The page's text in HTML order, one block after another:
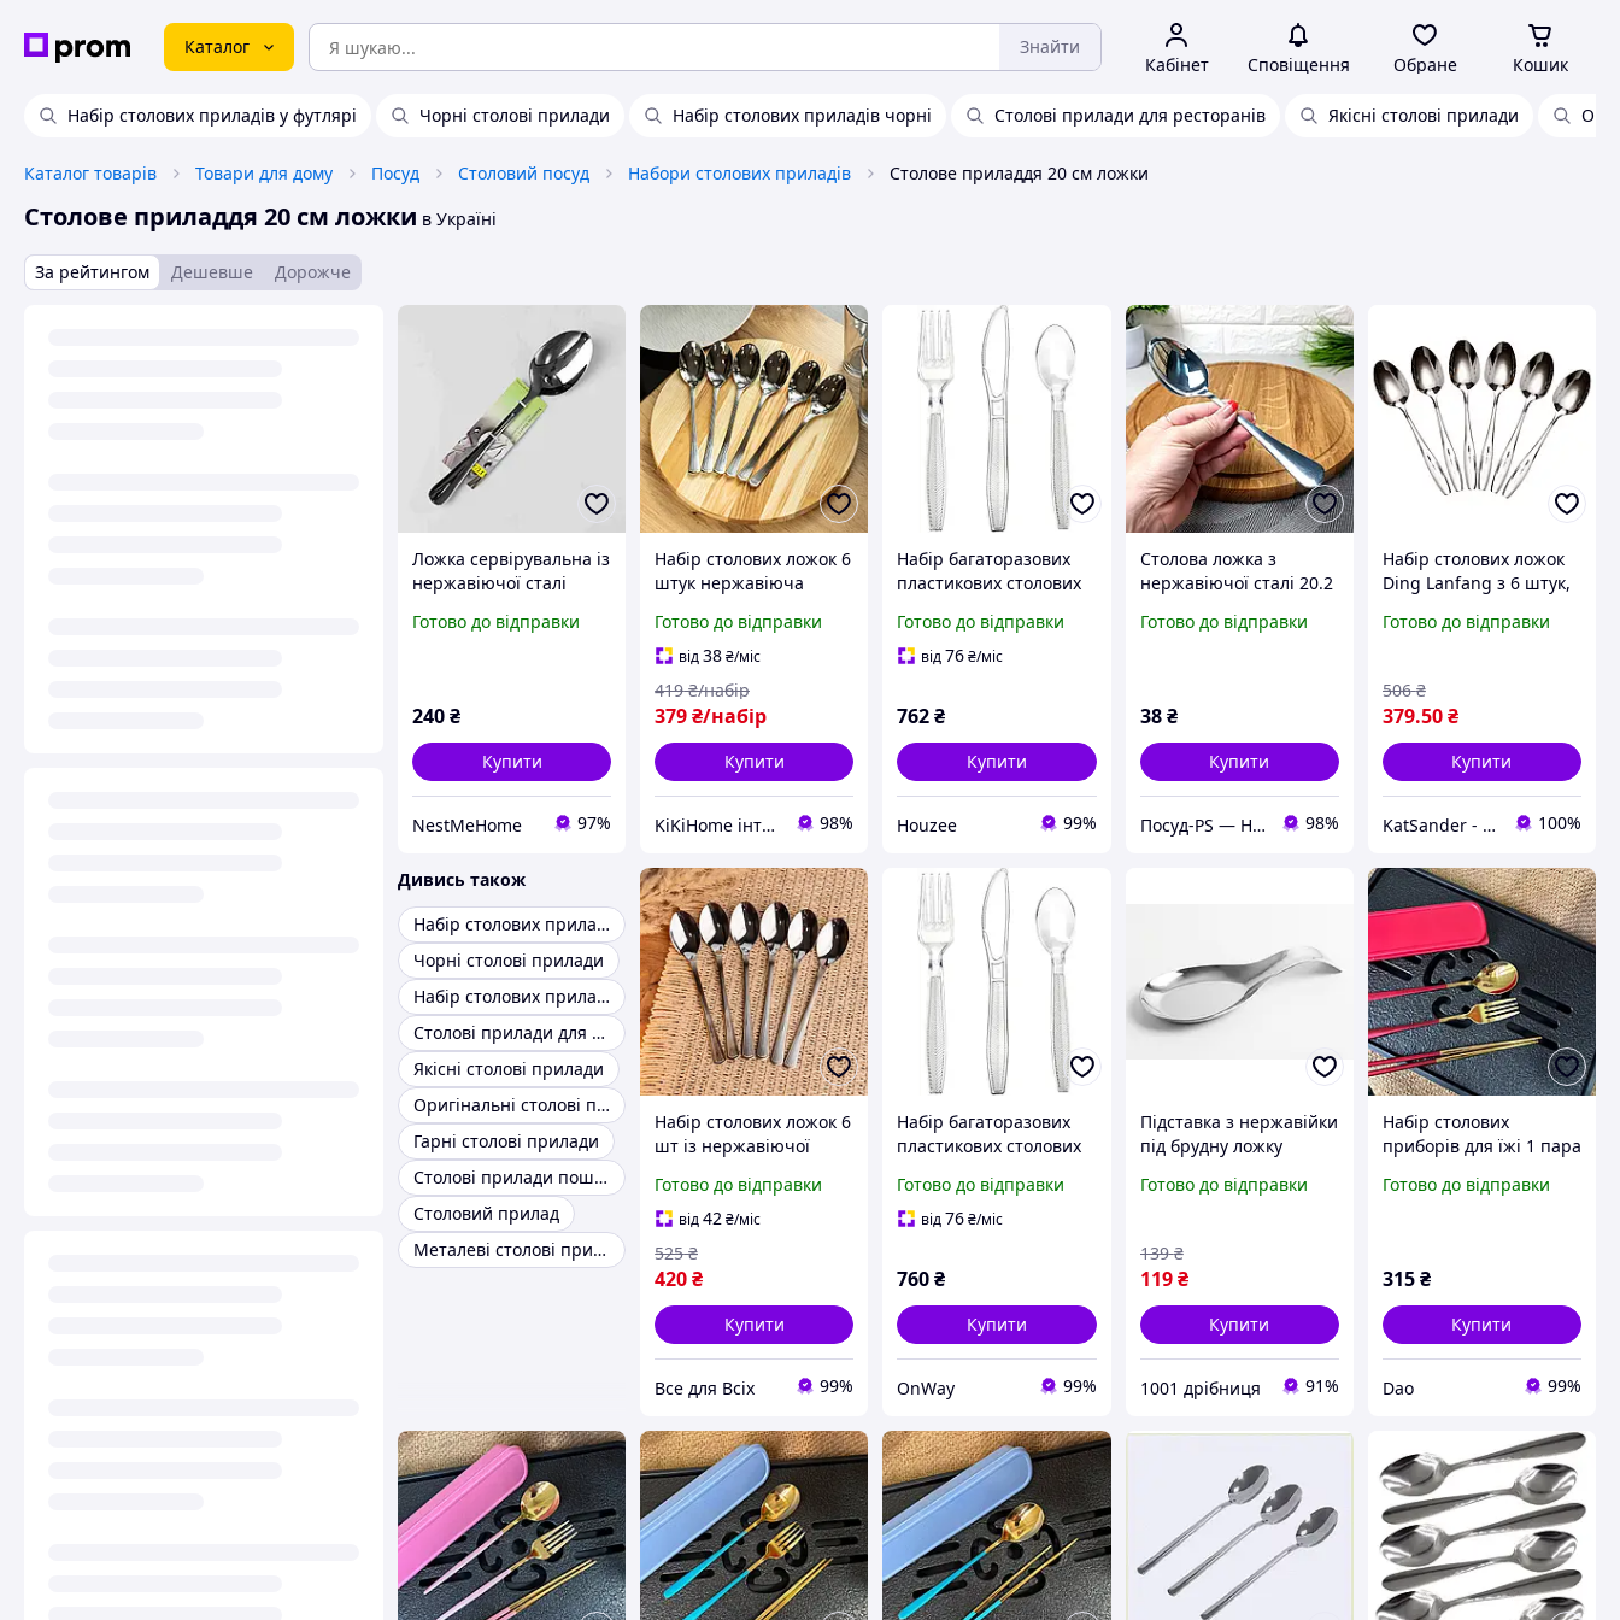
Каталог Знайти
Кабінет Сповіщення Обране Кошик
Набір столових приладів у футлярі Чорні столові прилади Набір столових приладів чорні Столові прилади для ресторанів Якісні столові прилади
Каталог товарів Товари для дому Посуд Столовий посуд Набори столових приладів Столове приладдя 20 см ложки
Столове приладдя 20 см ложки в Україні
За рейтингом Дешевше Дорожче
Ложка сервірувальна із
нержавіючої сталі
прилад сервіровка
Готово до відправки
240₴
Купити
NestMeHome 97%
Набір столових ложок 6
штук нержавіюча
золотим обрамленням,
столовий посуд кухонні
прилади
Готово до відправки
від38₴/міс
379₴/набір
419 ₴/набір
Купити
KiKiHome інтернет-магазин якісних товарів для дому 98%
Набір багаторазових
пластикових столових
300шт вилки 18,5см
ложки 17см ножі 20см
Готово до відправки
від76₴/міс
762₴
Купити
Houzee 99%
Столова ложка з
нержавіючої сталі 20.2
прилади.
Готово до відправки
38 ₴
Купити
Посуд-PS — Horeca Посуд Подарунки 98%
Набір столових ложок
Ding Lanfang з 6 штук,
см, сріблясті, кухонні
сервірування столу
Готово до відправки
379.50₴
506 ₴
Купити
KatSander - товари для затишку та комфорту 100%
Дивись також
Набір столових приладів у футлярі
Чорні столові прилади
Набір столових приладів чорні
Столові прилади для ресторанів
Якісні столові прилади
Оригінальні столові прилади
Гарні столові прилади
Столові прилади поштучно
Столовий прилад
Металеві столові прилади
Набір столових ложок 6
шт із нержавіючої
Classic комплект
столові прилади для
кухні дому
Готово до відправки
від42₴/міс
420₴
525 ₴
Купити
Все для Всіх 99%
Набір багаторазових
пластикових столових
300шт вилки 18,5см
ложки 17см ножі 20см
Готово до відправки
від76₴/міс
760₴
Купити
OnWay 99%
Підставка з нержавійки
під брудну ложку
тримач для столових
Готово до відправки
119 ₴
139 ₴
Купити
1001 дрібниця 91%
Набір столових
приборів для їжі 1 пара
виделка, кейс (20.5 см,
Готово до відправки
315₴
Купити
Dao 99%